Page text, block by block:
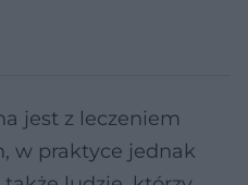
jest z leczeniem
w praktyce jednak